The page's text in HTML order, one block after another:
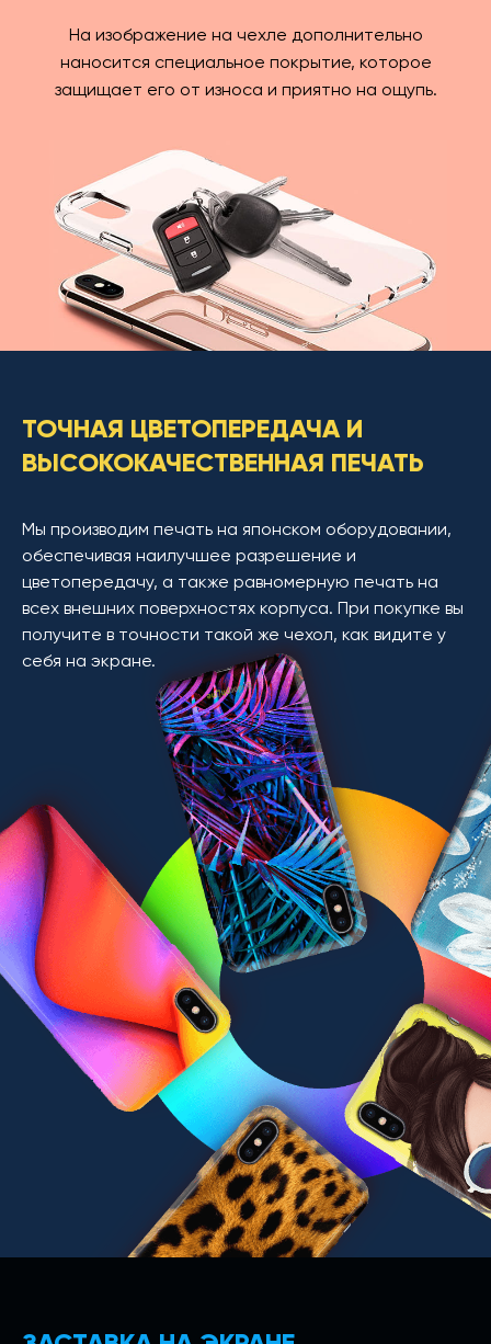
На изображение на чехле дополнительно
наносится специальное покрытие, которое
защищает его от износа и приятно на ощупь.
ТОЧНАЯ ЦВЕТОПЕРЕДАЧА И
ВЫСОКОКАЧЕСТВЕННАЯ ПЕЧАТЬ
Мы производим печать на японском оборудовании,
обеспечивая наилучшее разрешение и
цветопередачу, а также равномерную печать на
всех внешних поверхностях корпуса. При покупке вы
получите в точности такой же чехол, как видите у
себя на экране.